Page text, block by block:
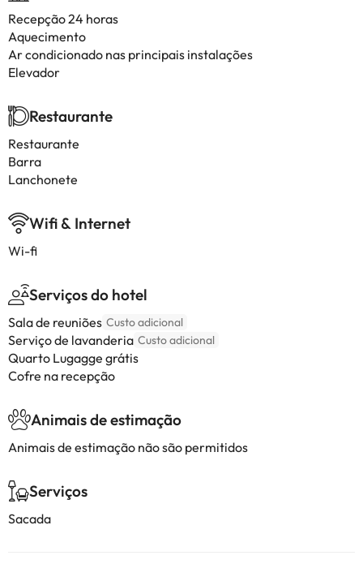
Recepção 24 horas
Aquecimento
Ar condicionado nas principais instalações
Elevador
Restaurante
Restaurante
Barra
Lanchonete
Wifi & Internet
Wi-fi
Serviços do hotel
Sala de reuniões Custo adicional
Serviço de lavanderia Custo adicional
Quarto Lugagge grátis
Cofre na recepção
Animais de estimação
Animais de estimação não são permitidos
Serviços
Sacada